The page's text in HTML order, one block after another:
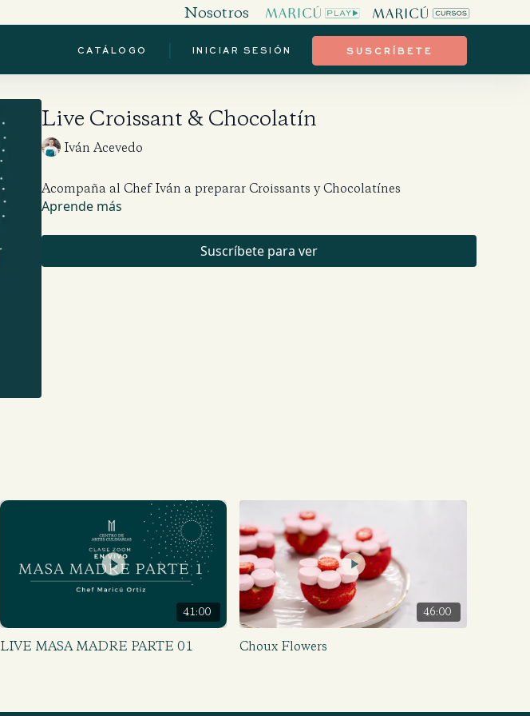
Nosotros
CATÁLOGO INICIAR SESIÓN SUSCRÍBETE
Live Croissant & Chocolatín
Iván Acevedo
Acompaña al Chef Iván a preparar Croissants y Chocolatínes
Aprende más
Suscríbete para ver
41:00
LIVE MASA MADRE PARTE 01
46:00
Choux Flowers